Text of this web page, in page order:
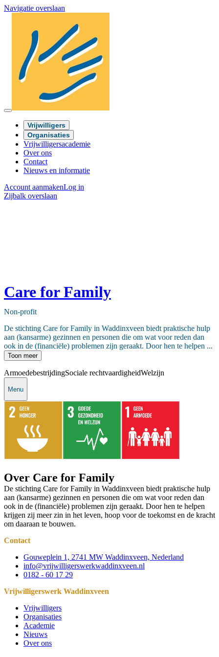
Navigatie overslaan
Vrijwilligers
Organisaties
Vrijwilligersacademie
Over ons
Contact
Nieuws en informatie
Account aanmakenLog in
Zijbalk overslaan
Care for Family
Non-profit
De stichting Care for Family in Waddinxveen biedt praktische hulp
aan (kansarme) gezinnen en personen die om wat voor reden dan
ook in de (financiële) problemen zijn geraakt. Door hen te helpen ...
Toon meer
ArmoedebestrijdingSociale rechtvaardigheidWelzijn
Menu
Over Care for Family
De stichting Care for Family in Waddinxveen biedt praktische hulp
aan (kansarme) gezinnen en personen die om wat voor reden dan
ook in de (financiële) problemen zijn geraakt. Door hen te helpen
krijgen zij meer zin in het leven, hoop voor de toekomst en de kracht
om daaraan te bouwen.
Contact
Gouweplein 1, 2741 MW Waddinxveen, Nederland
info@vrijwilligerswerkwaddinxveen.nl
0182 - 60 17 29
Vrijwilligerswerk Waddinxveen
Vrijwilligers
Organisaties
Academie
Nieuws
Over ons